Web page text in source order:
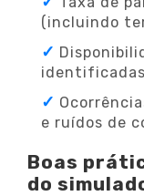
(incluindo
e ruídos de
Boas
do